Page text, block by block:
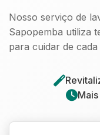
Nosso serviço de
Sapopemba utiliza
para cuidar de